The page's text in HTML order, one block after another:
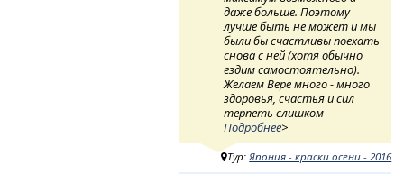
даже больше. Поэтому
лучше быть не может и мы
были бы счастливы поехать
снова с ней (хотя обычно
ездим самостоятельно).
Желаем Вере много - много
здоровья, счастья и сил
терпеть слишком
Подробнее>
Тур:Япония - краски осени - 2016